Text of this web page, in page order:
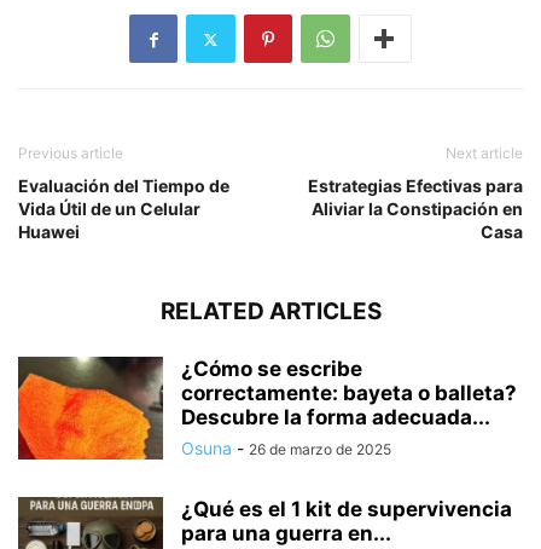
Previous article
Evaluación del Tiempo de
Vida Útil de un Celular
Huawei
Next article
Estrategias Efectivas para
Aliviar la Constipación en
Casa
RELATED ARTICLES
¿Cómo se escribe
correctamente: bayeta o balleta?
Descubre la forma adecuada...
Osuna - 26 de marzo de 2025
¿Qué es el 1 kit de supervivencia
para una guerra en...